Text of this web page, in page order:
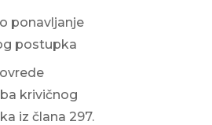
ponavljanje
postupka
krivičnog
iz člana 297.